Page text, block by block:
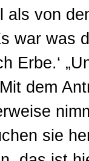
als von
war was
Erbe.‘
dem
sie